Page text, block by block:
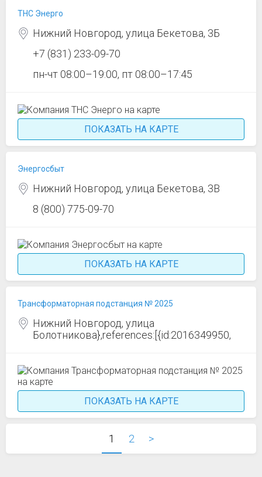
ТНС Энерго
Нижний Новгород, улица Бекетова, 3Б
+7 (831) 233-09-70
пн-чт 08:00–19:00, пт 08:00–17:45
ПОКАЗАТЬ НА КАРТЕ
Энергосбыт
Нижний Новгород, улица Бекетова, 3В
8 (800) 775-09-70
ПОКАЗАТЬ НА КАРТЕ
Трансформаторная подстанция № 2025
Нижний Новгород, улица
Болотникова},references:[{id:2016349950,
ПОКАЗАТЬ НА КАРТЕ
1 2 >